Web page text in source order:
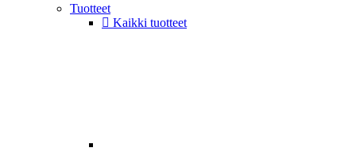
Tuotteet
Kaikki tuotteet